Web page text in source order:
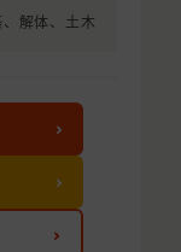
解体、土木